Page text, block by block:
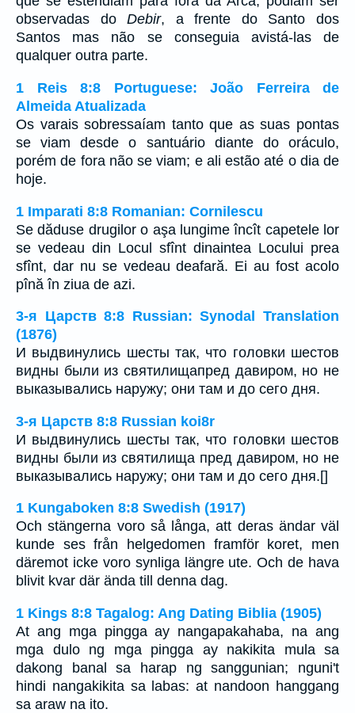
observadas doDebir, a frente do Santo dos
Santos mas não se conseguia avistá-las de
qualquer outra parte.
1 Reis 8:8 Portuguese: João Ferreira de
Almeida Atualizada
Os varais sobressaíam tanto que as suas pontas
se viam desde o santuário diante do oráculo,
porém de fora não se viam; e ali estão até o dia de
hoje.
1 Imparati 8:8 Romanian: Cornilescu
Se dăduse drugilor o aşa lungime încît capetele lor
se vedeau din Locul sfînt dinaintea Locului prea
sfînt, dar nu se vedeau deafară. Ei au fost acolo
pînă în ziua de azi.
3-я Царств 8:8 Russian: Synodal Translation
(1876)
И выдвинулись шесты так, что головки шестов
видны были из святилищапред давиром, но не
выказывались наружу; они там и до сего дня.
3-я Царств 8:8 Russian koi8r
И выдвинулись шесты так, что головки шестов
видны были из святилища пред давиром, но не
выказывались наружу; они там и до сего дня.[]
1 Kungaboken 8:8 Swedish (1917)
Och stängerna voro så långa, att deras ändar väl
kunde ses från helgedomen framför koret, men
däremot icke voro synliga längre ute. Och de hava
blivit kvar där ända till denna dag.
1 Kings 8:8 Tagalog: Ang Dating Biblia (1905)
At ang mga pingga ay nangapakahaba, na ang
mga dulo ng mga pingga ay nakikita mula sa
dakong banal sa harap ng sanggunian; nguni't
hindi nangakikita sa labas: at nandoon hanggang
sa araw na ito.